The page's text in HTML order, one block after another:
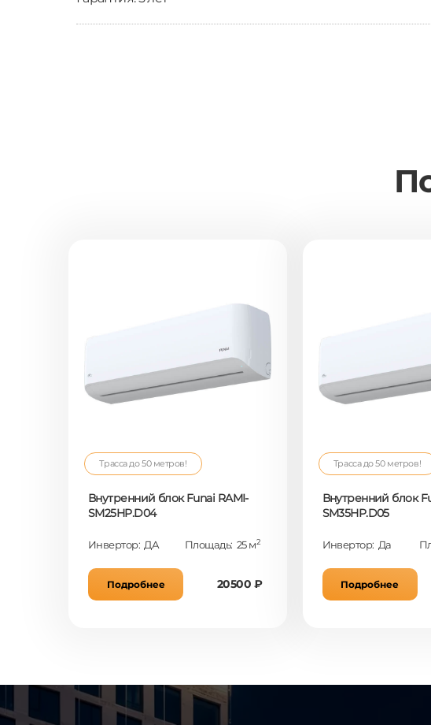
Трасса до 50 метров!
Внутренний блок Funai RAMI-
SM25HP.D04
Инвертор: ДА Площадь: 25 м2
Подробнее 20500 ₽
Трасса до 50 метров!
Внутренний блок
SM35HP.D05
Инвертор: Да
Подробнее